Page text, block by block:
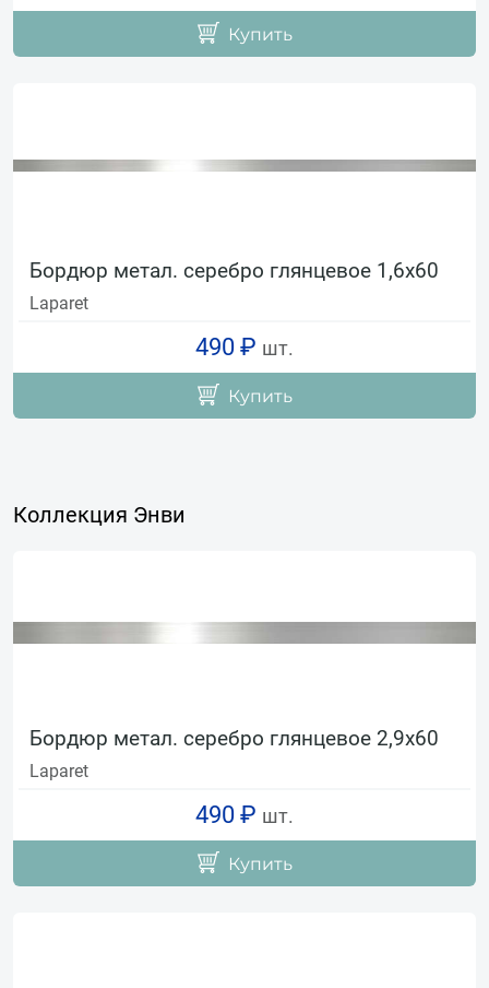
Купить
Бордюр метал. серебро глянцевое 1,6х60
Laparet
490 ₽ шт.
Купить
Коллекция Энви
Бордюр метал. серебро глянцевое 2,9х60
Laparet
490 ₽ шт.
Купить